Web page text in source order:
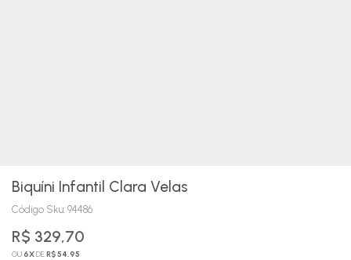
Biquíni Infantil Clara Velas
Código Sku: 94486
R$ 329,70
OU6XDER$ 54,95